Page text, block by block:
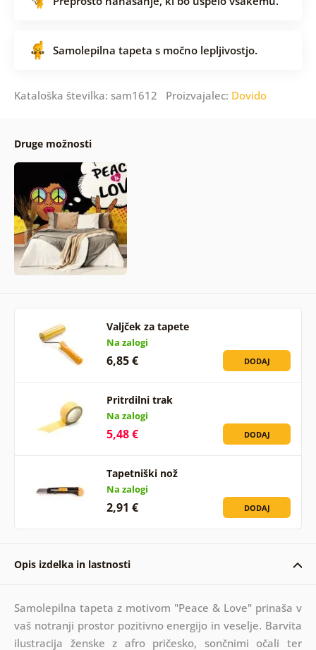
Samolepilna tapeta s močno lepljivostjo.
Kataloška številka: sam1612 Proizvajalec: Dovido
Druge možnosti
Valjček za tapete
Na zalogi
6,85 € DODAJ
Pritrdilni trak
Na zalogi
5,48 € DODAJ
Tapetniški nož
Na zalogi
2,91 € DODAJ
Opis izdelka in lastnosti
Samolepilna tapeta z motivom "Peace & Love" prinaša v
vaš notranji prostor pozitivno energijo in veselje. Barvita
ilustracija ženske z afro pričesko, sončnimi očali ter